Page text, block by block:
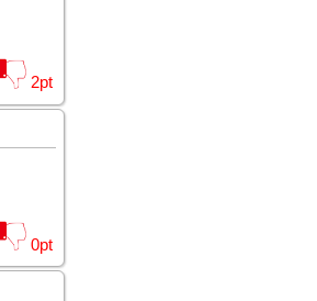
2pt
0pt